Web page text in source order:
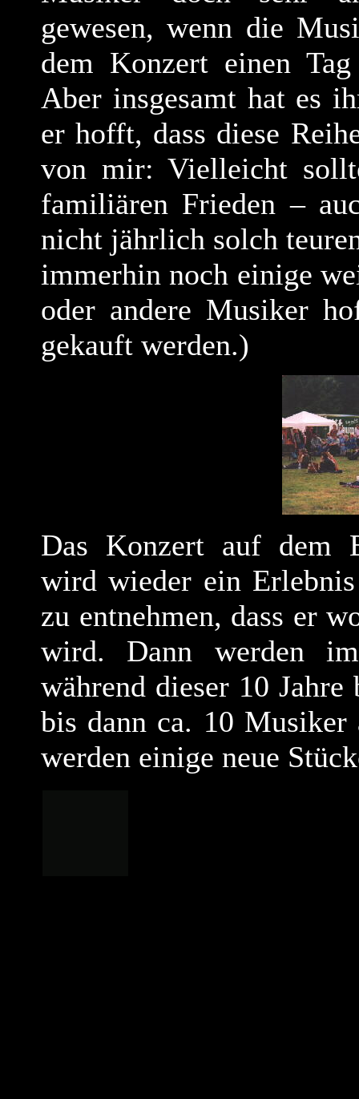
gewesen, wenn die
dem Konzert einen
Aber insgesamt hat es
er hofft, dass diese
von mir: Vielleicht
familiären Frieden –
nicht jährlich solch
immerhin noch einige
oder andere Musiker
gekauft werden.)
Das Konzert auf dem
wird wieder ein Erlebnis
zu entnehmen, dass er
wird. Dann werden
während dieser 10
bis dann ca. 10 Musiker
werden einige neue